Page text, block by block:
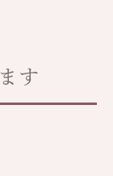
す